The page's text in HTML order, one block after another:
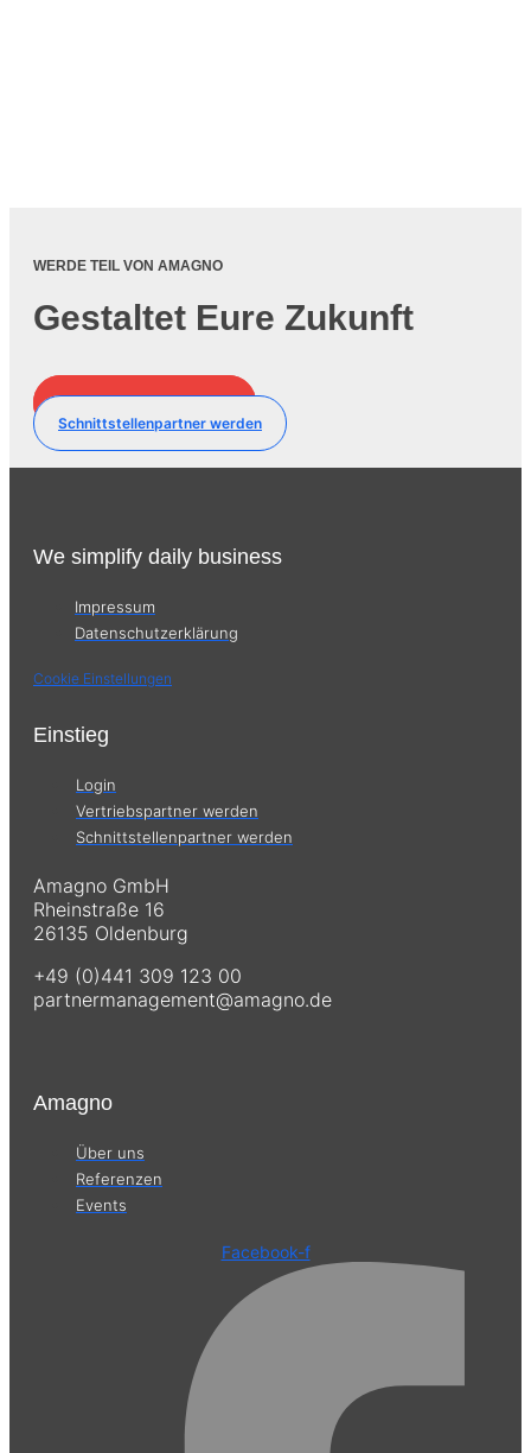
WERDE TEIL VON AMAGNO
Gestaltet Eure Zukunft
Vertriebspartner werden
Schnittstellenpartner werden
We simplify daily business
Impressum
Datenschutzerklärung
Cookie Einstellungen
Einstieg
Login
Vertriebspartner werden
Schnittstellenpartner werden
Amagno GmbH
Rheinstraße 16
26135 Oldenburg
+49 (0)441 309 123 00
partnermanagement@amagno.de
Amagno
Über uns
Referenzen
Events
Facebook-f